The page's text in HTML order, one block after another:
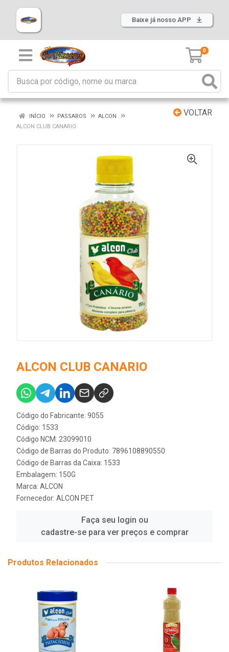
Baixe já nosso APP
0
VOLTAR
INÍCIO PASSAROS
ALCON
ALCON CLUB CANARIO
ALCON CLUB CANARIO
Código do Fabricante: 9055
Código: 1533
Código NCM: 23099010
Código de Barras do Produto: 7896108890550
Código de Barras da Caixa: 1533
Embalagem: 150G
Marca: ALCON
Fornecedor: ALCON PET
Faça seu login ou
cadastre-se para ver preços e comprar
Produtos Relacionados